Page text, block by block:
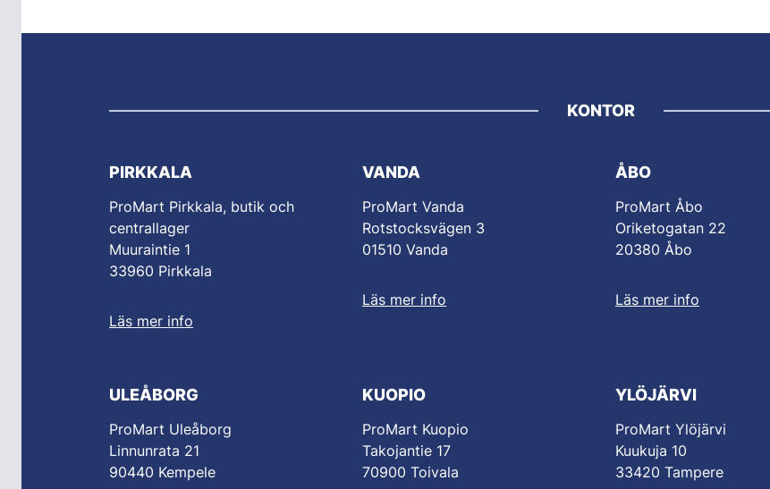
KONTOR
PIRKKALA
ProMart Pirkkala, butik och
centrallager
Muuraintie 1
33960 Pirkkala
Läs mer info
VANDA
ProMart Vanda
Rotstocksvägen 3
01510 Vanda
Läs mer info
ÅBO
ProMart Åbo
Oriketogatan 22
20380 Åbo
Läs mer info
ULEÅBORG
ProMart Uleåborg
Linnunrata 21
90440 Kempele
KUOPIO
ProMart Kuopio
Takojantie 17
70900 Toivala
YLÖJÄRVI
ProMart Ylöjärvi
Kuukuja 10
33420 Tampere